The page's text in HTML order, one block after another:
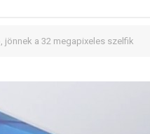
jönnek a 32 megapixeles szelfik